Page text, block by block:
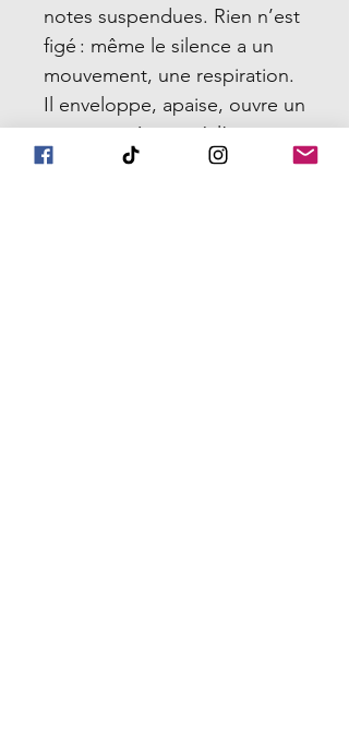
notes suspendues. Rien n’est
figé : même le silence a un
mouvement, une respiration.
Il enveloppe, apaise, ouvre un
espace intérieur où l’on peut
enfin entendre ce qui,